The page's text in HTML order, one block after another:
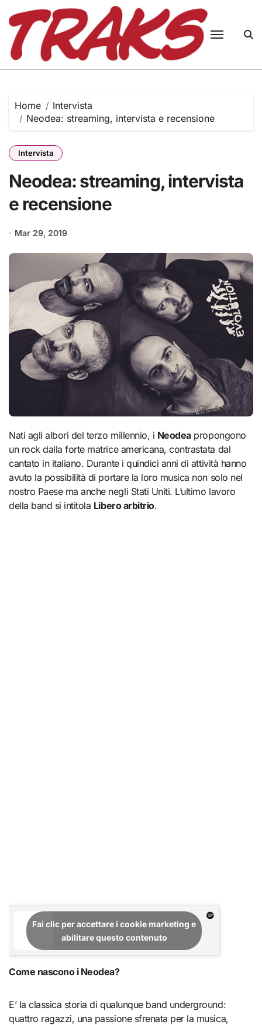
content
Home
Intervista
Neodea: streaming, intervista e recensione
Intervista
Neodea: streaming, intervista
e recensione
Mar 29, 2019
Nati agli albori del terzo millennio, i Neodeapropongono
un rock dalla forte matrice americana, contrastata dal
cantato in italiano. Durante i quindici anni di attività hanno
avuto la possibilità di portare la loro musica non solo nel
nostro Paese ma anche negli Stati Uniti. L’ultimo lavoro
della band si intitola Libero arbitrio.
Fai clic per accettare i cookie marketing e
abilitare questo contenuto
Come nascono i Neodea?
E’ la classica storia di qualunque band underground:
quattro ragazzi, una passione sfrenata per la musica,